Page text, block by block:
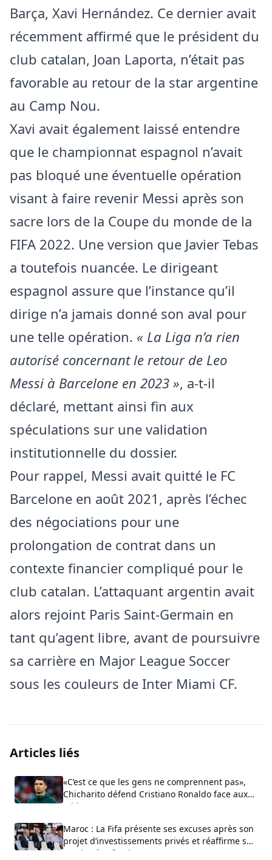
Barça, Xavi Hernández. Ce dernier avait
récemment affirmé que le président du
club catalan, Joan Laporta, n’était pas
favorable au retour de la star argentine
au Camp Nou.
Xavi avait également laissé entendre
que le championnat espagnol n’avait
pas bloqué une éventuelle opération
visant à faire revenir Messi après son
sacre lors de la Coupe du monde de la
FIFA 2022. Une version que Javier Tebas
a toutefois nuancée. Le dirigeant
espagnol assure que l’instance qu’il
dirige n’a jamais donné son aval pour
une telle opération. « La Liga n’a rien
autorisé concernant le retour de Leo
Messi à Barcelone en 2023 », a-t-il
déclaré, mettant ainsi fin aux
spéculations sur une validation
institutionnelle du dossier.
Pour rappel, Messi avait quitté le FC
Barcelone en août 2021, après l’échec
des négociations pour une
prolongation de contrat dans un
contexte financier compliqué pour le
club catalan. L’attaquant argentin avait
alors rejoint Paris Saint-Germain en
tant qu’agent libre, avant de poursuivre
sa carrière en Major League Soccer
sous les couleurs de Inter Miami CF.
Articles liés
«C’est ce que les gens ne comprennent pas»,
Chicharito défend Cristiano Ronaldo face aux
critiques sur son arrogance
Maroc : La Fifa présente ses excuses après son
projet d’investissements privés et réaffirme son
soutien à Infantino